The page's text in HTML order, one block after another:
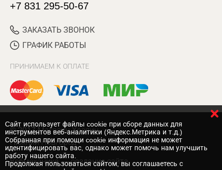
+7 831 295-50-67
ЗАКАЗАТЬ ЗВОНОК
ГРАФИК РАБОТЫ
ПРИНИМАЕМ К ОПЛАТЕ
© 2017 Магазин Хозяин
Нижний Новгород
Вебмеханика — создание сайта
Cайт использует файлы cookie при сборе данных для
инструментов веб-аналитики (Яндекс.Метрика и т.д.)
Собранная при помощи cookie информация не может
идентифицировать вас, однако может помочь нам улучшить
работу нашего сайта.
Продолжая пользоваться сайтом, вы соглашаетесь с